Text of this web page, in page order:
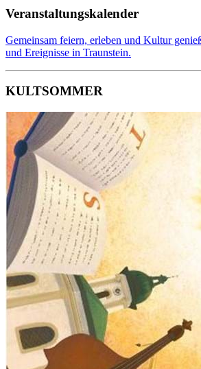
Veranstaltungskalender
Gemeinsam feiern, erleben und Kultur
und Ereignisse in Traunstein.
KULTSOMMER